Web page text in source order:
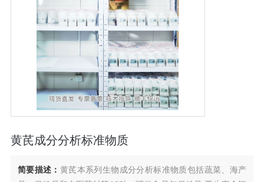
黄芪成分分析标准物质
简要描述： 黄芪本系列生物成分分析标准物质包括蔬菜、海产